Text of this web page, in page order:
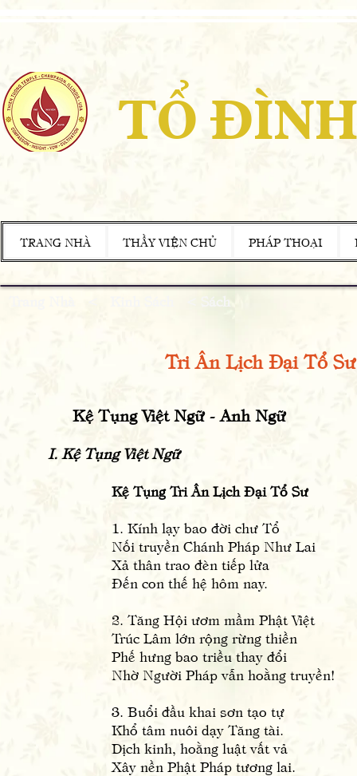
TỔ
TRANG NHÀ THẦY VIỆN CHỦ PHÁP THOẠI
Kinh Sách < Sách
Tri Ân Lịch Đại Tổ Sư
Kệ Tụng Việt Ngữ - Anh Ngữ
I. Kệ Tụng Việt Ngữ
Kệ Tụng Tri Ân Lịch Đại Tổ Sư
1. Kính lạy bao đời chư Tổ
Nối truyền Chánh Pháp Như Lai
Xả thân trao đèn tiếp lửa
Đến con thế hệ hôm nay.
2. Tăng Hội ươm mầm Phật Việt
Trúc Lâm lớn rộng rừng thiền
Phế hưng bao triều thay đổi
Nhờ Người Pháp vẫn hoằng truyền!
3. Buổi đầu khai sơn tạo tự
Khổ tâm nuôi dạy Tăng tài.
Dịch kinh, hoằng luật vất vả
Xây nền Phật Pháp tương lai.